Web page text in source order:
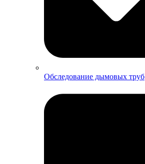
Обследование дымовых труб